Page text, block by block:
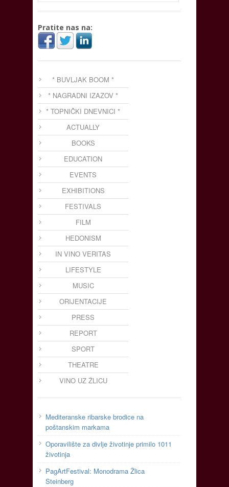
Pratite nas na:
* BUVLJAK BOOM *
* NAGRADNI IZAZOV *
* TOPNIČKI DNEVNICI *
ACTUALLY
BOOKS
EDUCATION
EVENTS
EXHIBITIONS
FESTIVALS
FILM
HEDONISM
IN VINO VERITAS
LIFESTYLE
MUSIC
ORIJENTACIJE
PRESS
REPORT
SPORT
THEATRE
VINO UZ ŽLICU
Mediteranske ribarske brodice na
poštanskim markama
Oporavilište za divlje životinje primilo 1011
životinja
PagArtFestival: Monodrama Žlica
Steinberg